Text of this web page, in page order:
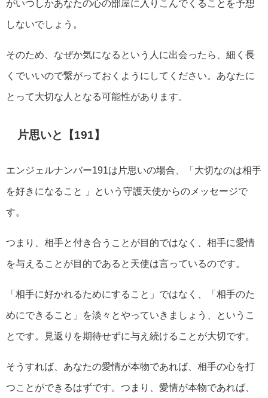
がいつしかあなたの心の部屋に入りこんでくることを予想
しないでしょう。
そのため、なぜか気になるという人に出会ったら、細く長
くでいいので繋がっておくようにしてください。あなたに
とって大切な人となる可能性があります。
片思いと【191】
エンジェルナンバー191は片思いの場合、「大切なのは相手
を好きになること 」という守護天使からのメッセージで
す。
つまり、相手と付き合うことが目的ではなく、相手に愛情
を与えることが目的であると天使は言っているのです。
「相手に好かれるためにすること」ではなく、「相手のた
めにできること」を淡々とやっていきましょう、というこ
とです。見返りを期待せずに与え続けることが大切です。
そうすれば、あなたの愛情が本物であれば、相手の心を打
つことができるはずです。つまり、愛情が本物であれば、